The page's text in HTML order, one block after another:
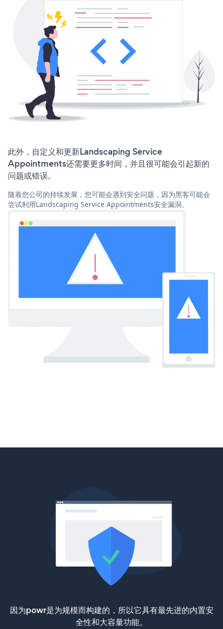
此外，自定义和更新Landscaping Service
Appointments还需要更多时间，并且很可能会引起新的
问题或错误。
随着您公司的持续发展，您可能会遇到安全问题，因为黑客可能会
尝试利用Landscaping Service Appointments安全漏洞。
因为powr是为规模而构建的，所以它具有最先进的内置安
全性和大容量功能。